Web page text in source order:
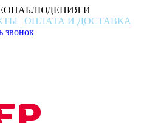
И
| ОПЛАТА И ДОСТАВКА
звонок